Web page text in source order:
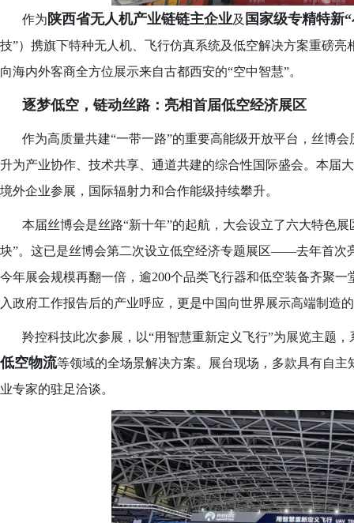
作为 陕西省无人机产业链链主企业及 国家级专精特新
技”）携旗下特种无人机、飞行仿真系统及低空解决方案重磅亮
向海内外客商全方位展示来自古都西安的“空中智慧”。
逐梦低空，链动丝路：亮相首届低空经济展区
作为高质量共建“一带一路”的重要高能级开放平台，丝博
升为产业协作、技术共享、通道共建的综合性国际盛会。本届
境外企业参展，国际辐射力和合作能级持续攀升。
本届丝博会是丝路“新十年”的起航，大会设立了六大特色
块”。这已是丝博会第二次设立低空经济专题展区——去年首次
今年展会规模再翻一倍，逾200个品类飞行器和低空装备齐聚
入政府工作报告后的产业呼应，更是中国向世界展示高端制造
羚控科技此次参展，以“用智慧重新定义飞行”为展览主题
低空物流等领域的全场景解决方案。展台现场，多款具有自
业专家的驻足洽谈。